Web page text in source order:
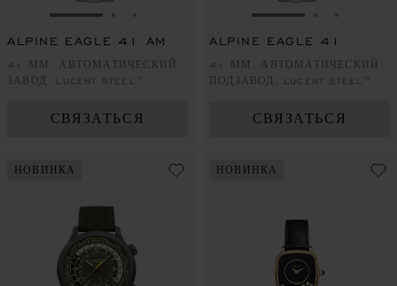
ПЕРЕЙТИ К СЛАЙДУ 1
ПЕРЕЙТИ К СЛАЙДУ 2
ПЕРЕЙТИ К СЛАЙДУ 3
ALPINE EAGLE 41 AM
41 ММ, АВТОМАТИЧЕСКИЙ
ЗАВОД, LUCENT STEEL™
СВЯЗАТЬСЯ
ПЕРЕЙТИ К
ALPINE EAGLE 41
41 ММ, АВТОМАТИЧЕСКИЙ
ПОДЗАВОД, LUCENT STEEL™
СВЯЗАТЬСЯ
НОВИНКА НОВИНКА